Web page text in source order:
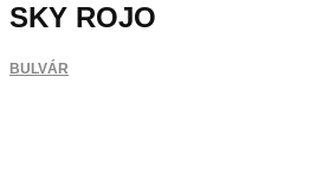
SKY ROJO
BULVÁR